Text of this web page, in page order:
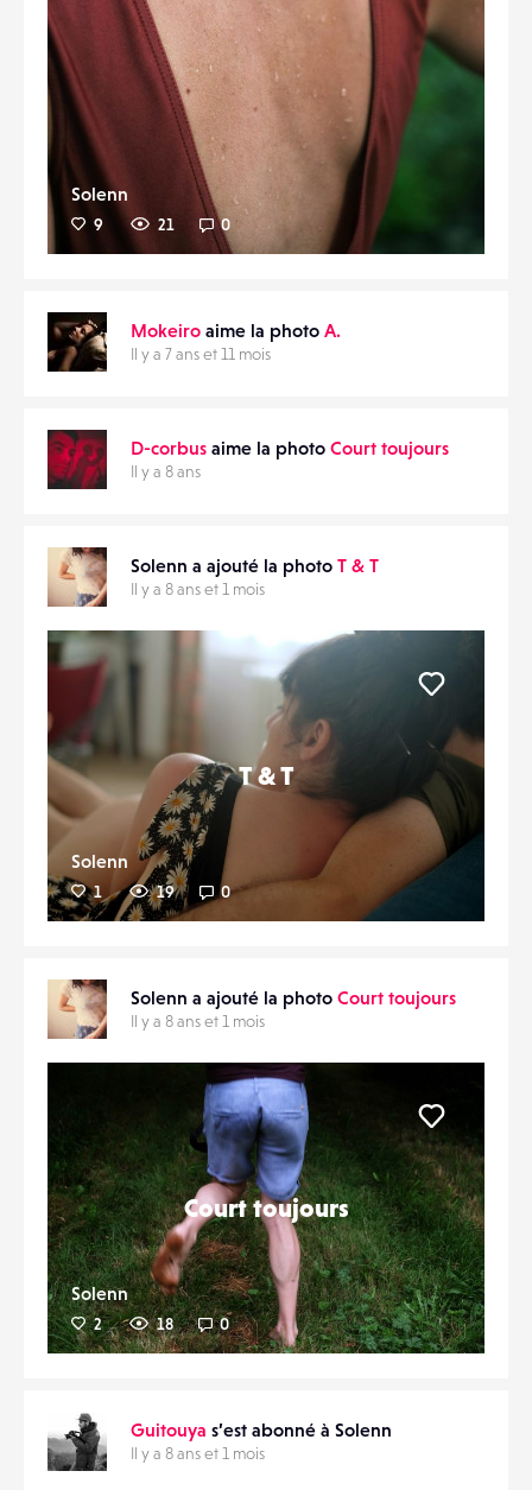
Solenn
9 21 0
Mokeiro aime la photo A.
Il y a 7 ans et 11 mois
D-corbus aime la photo Court toujours
Il y a 8 ans
Solenn a ajouté la photo T & T
Il y a 8 ans et 1 mois
T & T
Solenn
1 19 0
Solenn a ajouté la photo Court toujours
Il y a 8 ans et 1 mois
Court toujours
Solenn
2 18 0
Guitouya s’est abonné à Solenn
Il y a 8 ans et 1 mois